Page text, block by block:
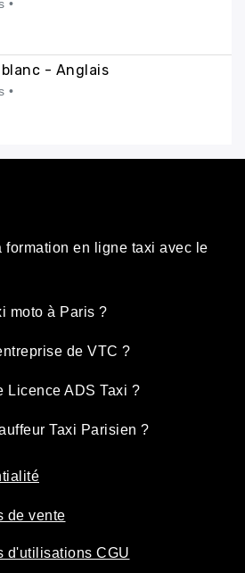
•
blanc - Anglais
•
formation en ligne taxi avec le
moto à Paris ?
de VTC ?
Licence ADS Taxi ?
Taxi Parisien ?
de vente
d'utilisations CGU